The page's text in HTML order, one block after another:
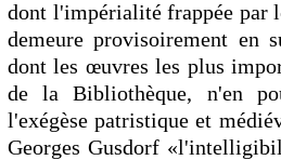
dont l'impérialité frappée par
demeure provisoirement en
dont les œuvres les plus
de la Bibliothèque, n'en
l'exégèse patristique et
Georges Gusdorf